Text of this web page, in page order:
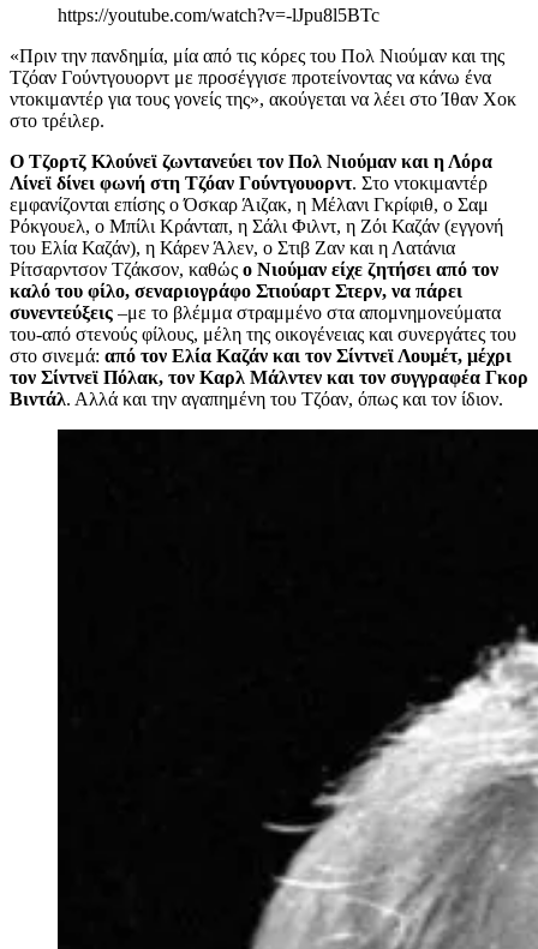
https://youtube.com/watch?v=-lJpu8l5BTc
«Πριν την πανδημία, μία από τις κόρες του Πολ Νιούμαν και της
Τζόαν Γούντγουορντ με προσέγγισε προτείνοντας να κάνω ένα
ντοκιμαντέρ για τους γονείς της», ακούγεται να λέει στο Ίθαν Χοκ
στο τρέιλερ.
Ο Τζορτζ Κλούνεϊ ζωντανεύει τον Πολ Νιούμαν και η Λόρα
Λίνεϊ δίνει φωνή στη Τζόαν Γούντγουορντ. Στο ντοκιμαντέρ
εμφανίζονται επίσης ο Όσκαρ Άιζακ, η Μέλανι Γκρίφιθ, ο Σαμ
Ρόκγουελ, ο Μπίλι Κράνταπ, η Σάλι Φιλντ, η Ζόι Καζάν (εγγονή
του Ελία Καζάν), η Κάρεν Άλεν, ο Στιβ Ζαν και η Λατάνια
Ρίτσαρντσον Τζάκσον, καθώς ο Νιούμαν είχε ζητήσει από τον
καλό του φίλο, σεναριογράφο Στιούαρτ Στερν, να πάρει
συνεντεύξεις –με το βλέμμα στραμμένο στα απομνημονεύματα
του-από στενούς φίλους, μέλη της οικογένειας και συνεργάτες του
στο σινεμά: από τον Ελία Καζάν και τον Σίντνεϊ Λουμέτ, μέχρι
τον Σίντνεϊ Πόλακ, τον Καρλ Μάλντεν και τον συγγραφέα Γκορ
Βιντάλ. Αλλά και την αγαπημένη του Τζόαν, όπως και τον ίδιον.